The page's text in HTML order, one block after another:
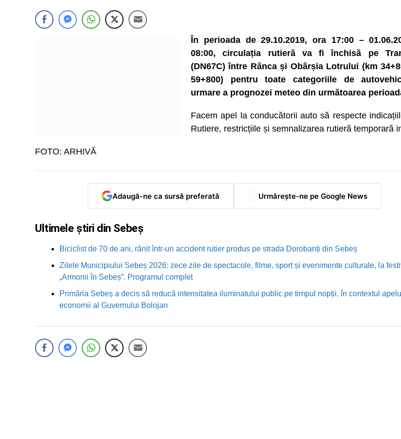
În perioada de 29.10.2019, ora 17:00 –
08:00, circulația rutieră va fi închisă pe
(DN67C) între Rânca și Obârșia Lotrului (km
59+800) pentru toate categoriile de
urmare a prognozei meteo din următoarea
Facem apel la conducătorii auto să respecte
Rutiere, restricțiile și semnalizarea rutieră temporară
FOTO: ARHIVĂ
Adaugă-ne ca sursă preferată Urmărește-ne pe Google News
Ultimele știri din Sebeș
Biciclist de 70 de ani, rănit într-un accident rutier produs pe strada Dorobanți din Sebeș
Zilele Municipiului Sebeș 2026: zece zile de spectacole, filme, sport și evenimente culturale, la
„Armonii în Sebeș”. Programul complet
Primăria Sebeș a decis să reducă intensitatea iluminatului public pe timpul nopții, în contextul
economii al Guvernului Bolojan